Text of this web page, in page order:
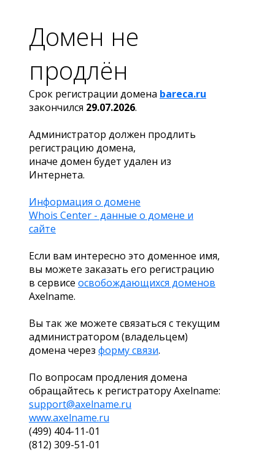
Домен не
продлён
Срок регистрации домена bareca.ru
закончился 29.07.2026.
Администратор должен продлить
регистрацию домена,
иначе домен будет удален из
Интернета.
Информация о домене
Whois Center - данные о домене и
сайте
Если вам интересно это доменное имя,
вы можете заказать его регистрацию
в сервисе освобождающихся доменов
Axelname.
Вы так же можете связаться с текущим
администратором (владельцем)
домена через форму связи.
По вопросам продления домена
обращайтесь к регистратору Axelname:
support@axelname.ru
www.axelname.ru
(499) 404-11-01
(812) 309-51-01